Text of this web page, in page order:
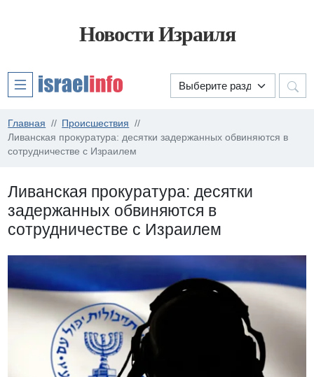
Новости Израиля
Главная
Происшествия
Ливанская прокуратура: десятки задержанных обвиняются в
сотрудничестве с Израилем
Ливанская прокуратура: десятки
задержанных обвиняются в
сотрудничестве с Израилем